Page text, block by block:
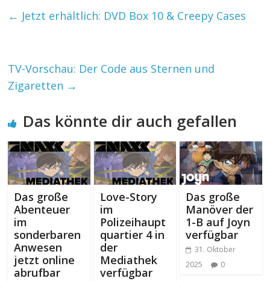
← Jetzt erhältlich: DVD Box 10 & Creepy Cases
TV-Vorschau: Der Code aus Sternen und
Zigaretten →
Das könnte dir auch gefallen
Das große
Abenteuer
im
sonderbaren
Anwesen
jetzt online
abrufbar
Love-Story
im
Polizeihaupt
quartier 4 in
der
Mediathek
verfügbar
Das große
Manöver der
1-B auf Joyn
verfügbar
31. Oktober
2025
0